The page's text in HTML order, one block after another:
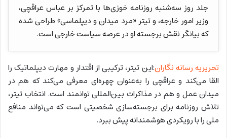
جلد روز سه‌شنبه روزنامه خوزی‌ها با تمرکز بر عباس عراقچی،
وزیر امور خارجه، و تیتر «مرد میدان و دیپلماسی» طراحی شده
که بیانگر نقش برجسته او در عرصه سیاست خارجی است.
تحریریه رسانه نگاران:این تیتر، ترکیبی از اقتدار و مهارت دیپلماتیک را
القا می‌کند و عراقچی را به‌عنوان چهره‌ای معرفی می‌کند که هم در
میدان عمل و هم در مذاکرات بین‌المللی توانمند است. انتخاب تیتر،
تلاش روزنامه برای برجسته‌سازی شخصیتی است که می‌تواند منافع
ملی را با رویکردی هوشمندانه پیش ببرد.